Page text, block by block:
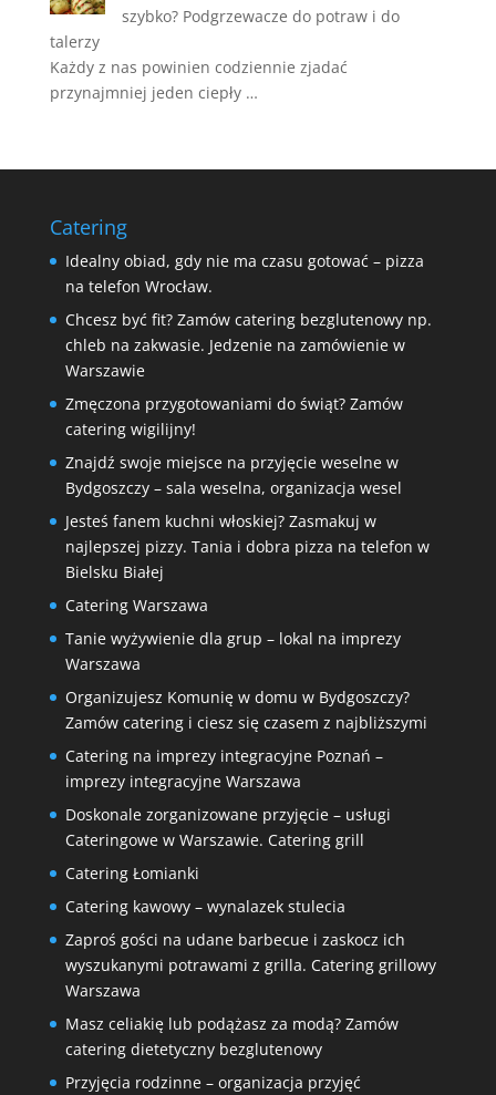
szybko? Podgrzewacze do potraw i do
talerzy
Każdy z nas powinien codziennie zjadać
przynajmniej jeden ciepły …
Catering
Idealny obiad, gdy nie ma czasu gotować – pizza
na telefon Wrocław.
Chcesz być fit? Zamów catering bezglutenowy np.
chleb na zakwasie. Jedzenie na zamówienie w
Warszawie
Zmęczona przygotowaniami do świąt? Zamów
catering wigilijny!
Znajdź swoje miejsce na przyjęcie weselne w
Bydgoszczy – sala weselna, organizacja wesel
Jesteś fanem kuchni włoskiej? Zasmakuj w
najlepszej pizzy. Tania i dobra pizza na telefon w
Bielsku Białej
Catering Warszawa
Tanie wyżywienie dla grup – lokal na imprezy
Warszawa
Organizujesz Komunię w domu w Bydgoszczy?
Zamów catering i ciesz się czasem z najbliższymi
Catering na imprezy integracyjne Poznań –
imprezy integracyjne Warszawa
Doskonale zorganizowane przyjęcie – usługi
Cateringowe w Warszawie. Catering grill
Catering Łomianki
Catering kawowy – wynalazek stulecia
Zaproś gości na udane barbecue i zaskocz ich
wyszukanymi potrawami z grilla. Catering grillowy
Warszawa
Masz celiakię lub podążasz za modą? Zamów
catering dietetyczny bezglutenowy
Przyjęcia rodzinne – organizacja przyjęć